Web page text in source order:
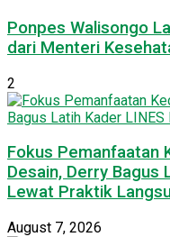
Ponpes Walisongo
dari Menteri
2
Fokus Pemanfaatan
Desain, Derry Bagus
Lewat Praktik
August 7, 2026